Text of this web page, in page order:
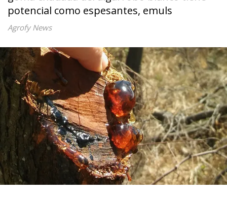
potencial como espesantes, emuls
Agrofy News